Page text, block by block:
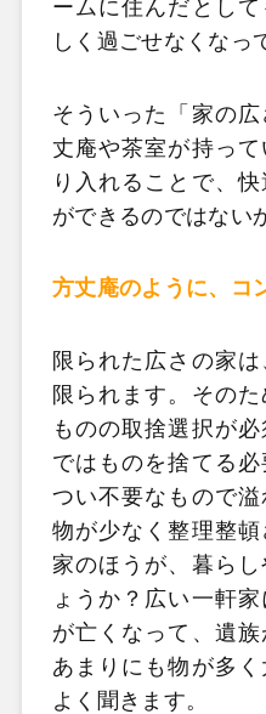
ームに住んだとし
しく過ごせなくなっ
そういった「家の
丈庵や茶室が持っ
り入れることで、
ができるのではない
方丈庵のように、コ
限られた広さの家
限られます。その
ものの取捨選択が
ではものを捨てる
つい不要なもので溢
物が少なく整理整
家のほうが、暮ら
ょうか？広い一軒
が亡くなって、遺族
あまりにも物が多
よく聞きます。